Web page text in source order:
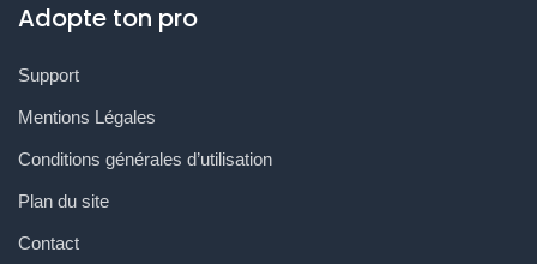
Adopte ton pro
Support
Mentions Légales
Conditions générales d’utilisation
Plan du site
Contact